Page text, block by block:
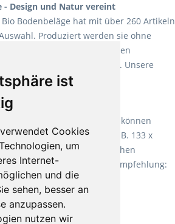
ist
Cookies
um
Internet-
und die
sehen, besser an
anzupassen.
nutzen wir
- Design und Natur vereint
Bodenbeläge hat mit über 260 Artikeln
Produziert werden sie ohne
Mit allen verfügbaren
Bauvorhaben attraktiv. Unsere
Multi Layer XXL.
Laufgefühl
es schon lange vor. Sie können
Sondermaß kaufen, z.B. 133 x
aufgrund der weichen
Zusatzboden. Unsere Empfehlung: